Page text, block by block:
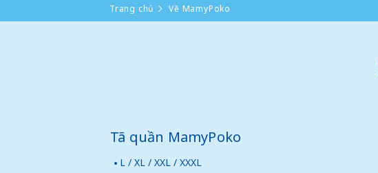
Trang chủ Về MamyPoko
Tã quần MamyPoko
L / XL / XXL / XXXL